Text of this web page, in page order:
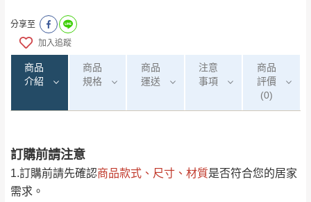
分享至
加入追蹤
商品
介紹
商品
規格
商品
運送
注意
事項
商品
評價
(0)
訂購前請注意
1.訂購前請先確認商品款式、尺寸、材質是否符合您的居家
需求。
運 費 說 明
注意事項：
由於品項繁多，網頁無法及時更新，如有需
0/5 (0)筆